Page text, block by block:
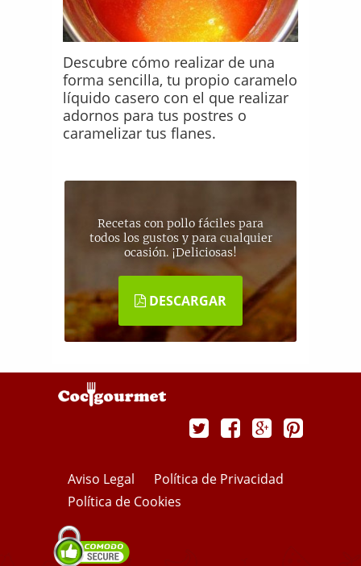
Descubre cómo realizar de una
forma sencilla, tu propio caramelo
líquido casero con el que realizar
adornos para tus postres o
caramelizar tus flanes.
Recetas con pollo fáciles para
todos los gustos y para cualquier
ocasión. ¡Deliciosas!
DESCARGAR
Aviso Legal
Política de Privacidad
Política de Cookies